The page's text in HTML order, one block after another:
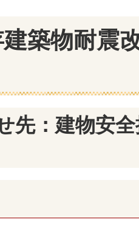
築物耐震
先：建物安